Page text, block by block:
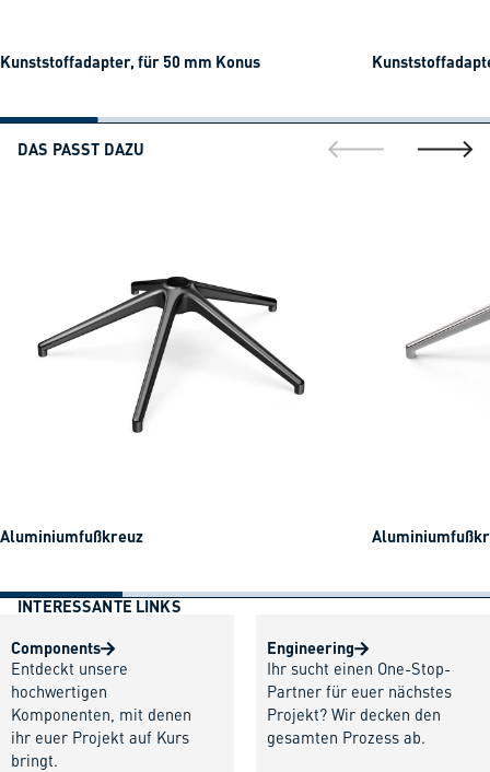
Kunststoffadapter, für 50 mm Konus
DAS PASST DAZU
gehe zur gehe
Aluminiumfußkreuz
INTERESSANTE LINKS
Components
Entdeckt unsere
hochwertigen
Komponenten, mit denen
ihr euer Projekt auf Kurs
bringt.
Engineering
Ihr sucht einen One-Stop-
Partner für euer nächstes
Projekt? Wir decken den
gesamten Prozess ab.